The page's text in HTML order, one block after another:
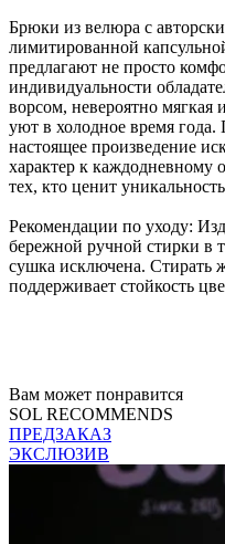
Брюки из велюра с
лимитированной
предлагают не просто
индивидуальности
ворсом, невероятно мягкая
уют в холодное время
настоящее произведение
характер к каждодневному
тех, кто ценит
Рекомендации по уходу:
бережной ручной стирки в
сушка исключена. Стирать
поддерживает стойкость
Вам может понравится
SOL RECOMMENDS
ПРЕДЗАКАЗ
ЭКСЛЮЗИВ